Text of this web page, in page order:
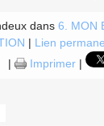
dans 6. MON
| Lien
| Imprimer|